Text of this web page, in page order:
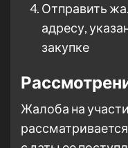
Отправить
адресу,
закупке
Жалоба на